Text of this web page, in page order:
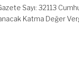
Sayı: 32113
Katma Değer